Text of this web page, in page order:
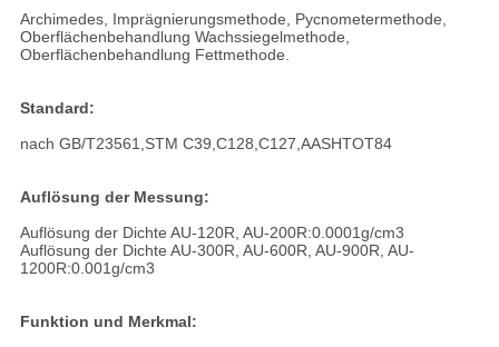
Archimedes, Imprägnierungsmethode, Pycnometermethode,
Oberflächenbehandlung Wachssiegelmethode,
Oberflächenbehandlung Fettmethode.
Standard:
nach GB/T23561,STM C39,C128,C127,AASHTOT84
Auflösung der Messung:
Auflösung der Dichte AU-120R, AU-200R:0.0001g/cm3
Auflösung der Dichte AU-300R, AU-600R, AU-900R, AU-
1200R:0.001g/cm3
Funktion und Merkmal: